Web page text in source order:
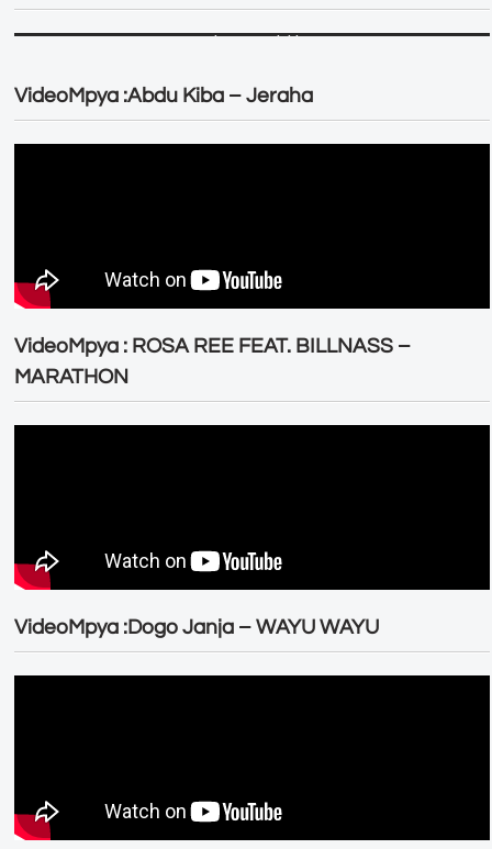
VideoMpya :Abdu Kiba – Jeraha
VideoMpya : ROSA REE FEAT. BILLNASS –
MARATHON
VideoMpya :Dogo Janja – WAYU WAYU